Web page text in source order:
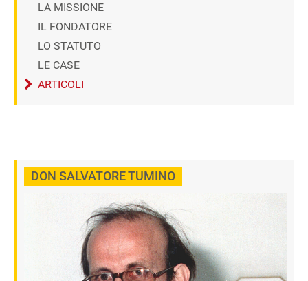
LA MISSIONE
IL FONDATORE
LO STATUTO
LE CASE
ARTICOLI
DON SALVATORE TUMINO